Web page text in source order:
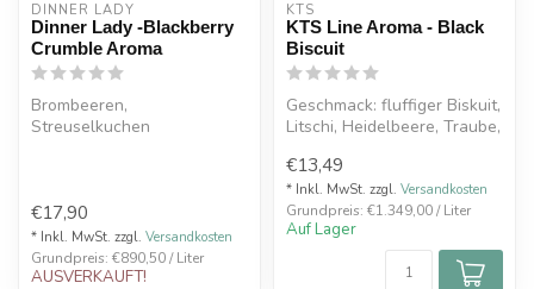
DINNER LADY
Dinner Lady -Blackberry
Crumble Aroma
Brombeeren,
Streuselkuchen
€17,90
* Inkl. MwSt. zzgl. Versandkosten
Grundpreis: €890,50 / Liter
AUSVERKAUFT!
KTS
KTS Line Aroma - Black
Biscuit
Geschmack: fluffiger Biskuit,
Litschi, Heidelbeere, Traube,
€13,49
* Inkl. MwSt. zzgl. Versandkosten
Grundpreis: €1.349,00 / Liter
Auf Lager